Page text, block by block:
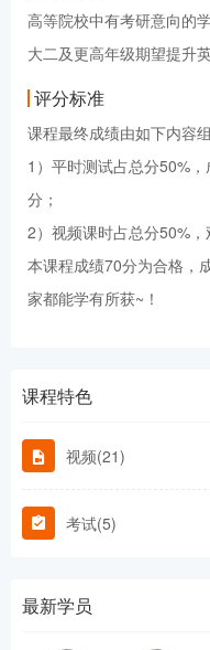
高等院校中有考研意向的
大二及更高年级期望提升
评分标准
课程最终成绩由如下内容
1）平时测试占总分50%
分；
2）视频课时占总分50%
本课程成绩70分为合格，
家都能学有所获~！
课程特色
视频(21)
考试(5)
最新学员